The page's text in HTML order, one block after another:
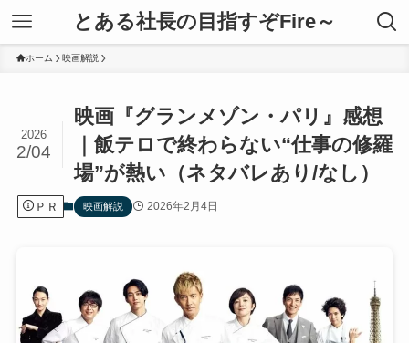
とある社長の目指すぞFire～
ホーム 映画解説
映画『グランメゾン・パリ』感想
｜飯テロで終わらない“仕事の修羅
場”が熱い（ネタバレあり/なし）
2026
2/04
ＰＲ 映画解説 2026年2月4日